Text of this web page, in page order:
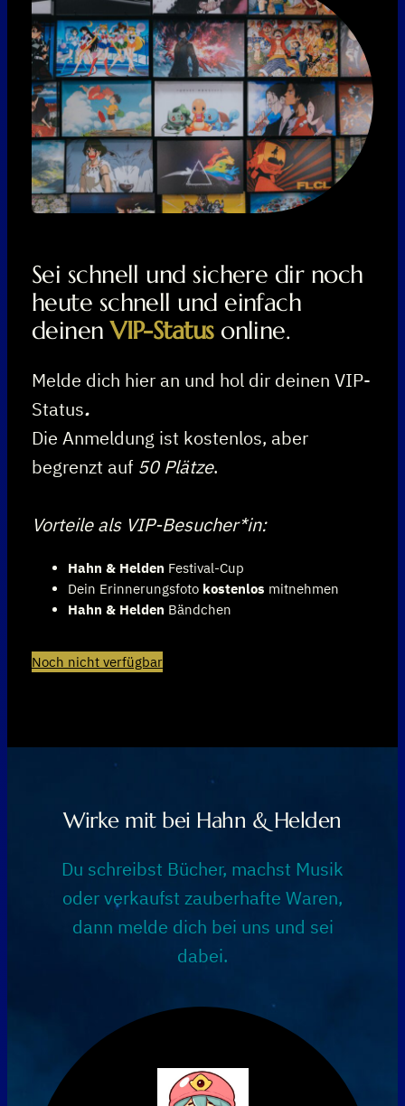
Sei schnell und sichere dir noch
heute schnell und einfach
deinenVIP-Statusonline.
Melde dich hier an und hol dir deinen VIP-
Status.
Die Anmeldung ist kostenlos, aber
begrenzt auf 50 Plätze.
Vorteile als VIP-Besucher*in:
Hahn & Helden Festival-Cup
Dein Erinnerungsfoto kostenlos mitnehmen
Hahn & Helden Bändchen
Noch nicht verfügbar
Wirke mit bei Hahn & Helden
Du schreibst Bücher, machst Musik
oder verkaufst zauberhafte Waren,
dann melde dich bei uns und sei
dabei.